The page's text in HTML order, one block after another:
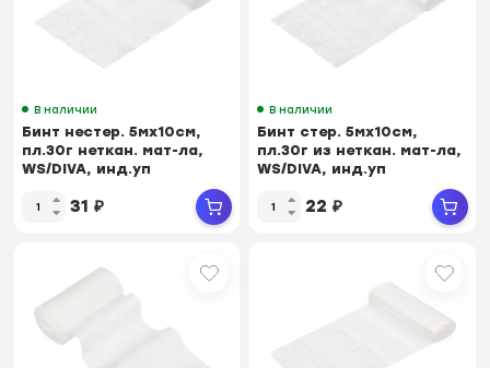
В наличии
Бинт нестер. 5мх10см,
пл.30г неткан. мат-ла,
WS/DIVA, инд.уп
31 ₽
В наличии
Бинт стер. 5мх10см,
пл.30г из неткан. мат-ла,
WS/DIVA, инд.уп
22 ₽